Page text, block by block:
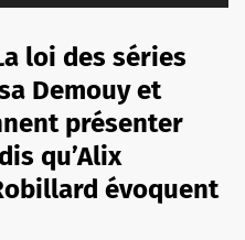
loi des séries
Demouy et
présenter
qu’Alix
évoquent